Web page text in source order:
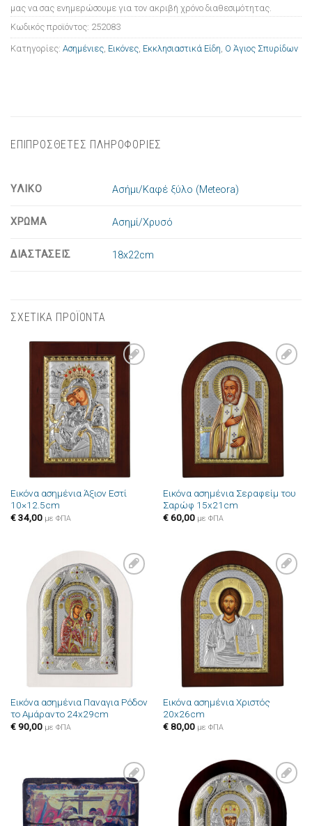
μας να σας ενημερώσουμε για τον ακριβή χρόνο διαθεσιμότητας.
Κωδικός προϊόντος: 252083
Κατηγορίες: Ασημένιες Εικόνες Εκκλησιαστικά Είδη Ο Άγιος Σπυρίδων
ΕΠΙΠΡΟΣΘΕΤΕΣ ΠΛΗΡΟΦΟΡΙΕΣ
ΥΛΙΚΟ Ασήμι/Καφέ ξύλο (Meteora)
ΧΡΩΜΑ Ασημί/Χρυσό
ΔΙΑΣΤΑΣΕΙΣ 18x22cm
ΣΧΕΤΙΚΑ ΠΡΟΪΟΝΤΑ
Πρόσθήκη
στην λίστα
επιθυμιών
Εικόνα ασημένια Άξιον Εστί
10×12.5cm
€34,00 με ΦΠΑ
Πρόσθήκη
στην λίστα
επιθυμιών
Εικόνα ασημένια Σεραφείμ του
Σαρώφ 15x21cm
€60,00 με ΦΠΑ
Πρόσθήκη
στην λίστα
επιθυμιών
Εικόνα ασημένια Παναγια Ρόδον
το Αμάραντο 24x29cm
€90,00 με ΦΠΑ
Πρόσθήκη
στην λίστα
επιθυμιών
Εικόνα ασημένια Χριστός
20x26cm
€80,00 με ΦΠΑ
Πρόσθήκη
στην λίστα
επιθυμιών
Πρόσθήκη
στην λίστα
επιθυμιών